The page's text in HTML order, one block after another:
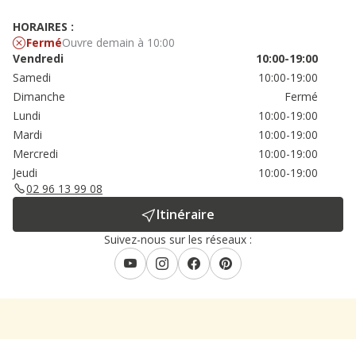
HORAIRES :
FerméOuvre demain à 10:00
Vendredi
10:00-19:00
Samedi
10:00-19:00
Dimanche
Fermé
Lundi
10:00-19:00
Mardi
10:00-19:00
Mercredi
10:00-19:00
Jeudi
10:00-19:00
02 96 13 99 08
Itinéraire
Suivez-nous sur les réseaux :